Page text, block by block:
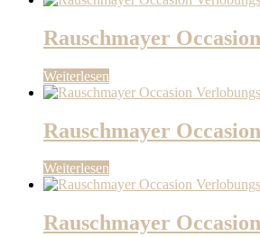
Rauschmayer
Weiterlesen
Rauschmayer
Weiterlesen
Rauschmayer